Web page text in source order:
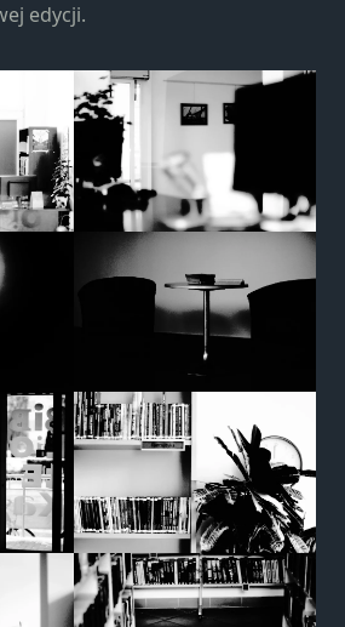
edycji.
Doświadczenie
Aby nasza
strona
internetowa
działała jak
najlepiej
podczas
twojego
przejścia na nią.
Jeśli odrzucisz te
pliki cookie,
niektóre funkcje
znikną ze strony
internetowej.
Marketing
Udostępniając
swoje